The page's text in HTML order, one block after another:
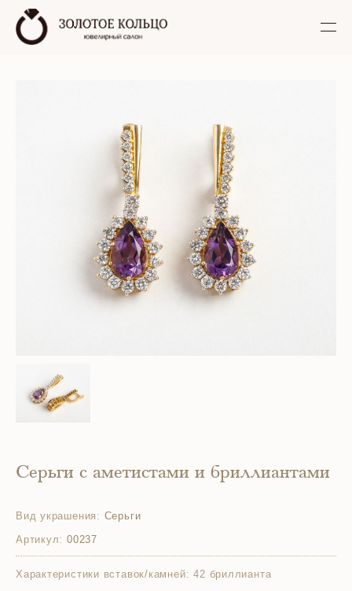
Серьги с аметистами и бриллиантами
Вид украшения: Серьги
Артикул: 00237
Характеристики вставок/камней: 42 бриллианта